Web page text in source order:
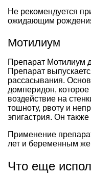
Не рекомендуется
ожидающим
Мотилиум
Препарат Мотилиум
Препарат
рассасывания.
домперидон,
воздействие на
тошноту, рвоту и
эпигастрия. Он
Применение
лет и беременным
Что еще